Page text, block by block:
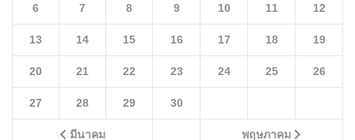
มีนาคม พฤษภาคม
6 7 8 9 10 11 12
13 14 15 16 17 18 19
20 21 22 23 24 25 26
27 28 29 30